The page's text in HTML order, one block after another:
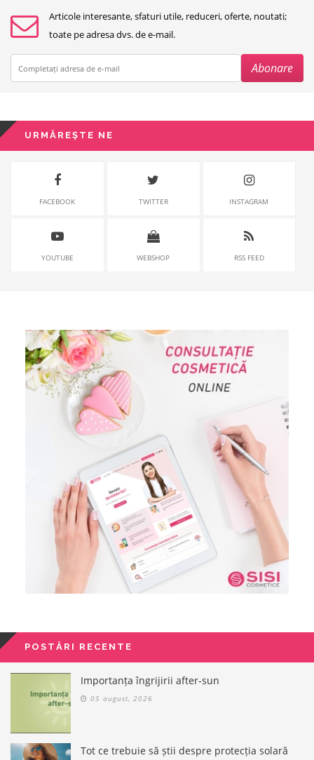
Articole interesante, sfaturi utile, reduceri, oferte, noutati;
toate pe adresa dvs. de e-mail.
URMĂREȘTE NE
FACEBOOK TWITTER INSTAGRAM
YOUTUBE WEBSHOP RSS FEED
POSTĂRI RECENTE
Importanța îngrijirii after-sun
05 august, 2026
Tot ce trebuie să știi despre protecția solară